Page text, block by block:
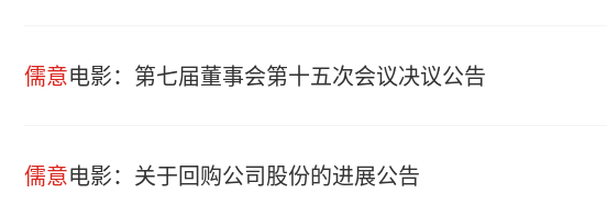
儒意电影：第七届董事会第十五次会议决议公告
儒意电影：关于回购公司股份的进展公告